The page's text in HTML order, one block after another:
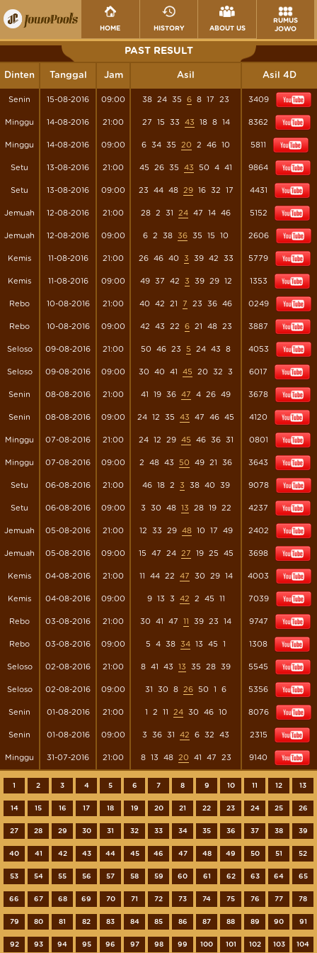
HOME HISTORY ABOUT US
RUMUS
JOWO
PAST RESULT
Dinten Tanggal Jam Asil Asil 4D
Senin 15-08-2016 09:00 38 24 35 6 8 17 23 3409
Minggu 14-08-2016 21:00 27 15 33 43 18 8 14 8362
Minggu 14-08-2016 09:00 6 34 35 20 2 46 10 5811
Setu 13-08-2016 21:00 45 26 35 43 50 4 41 9864
Setu 13-08-2016 09:00 23 44 48 29 16 32 17 4431
Jemuah 12-08-2016 21:00 28 2 31 24 47 14 46 5152
Jemuah 12-08-2016 09:00 6 2 38 36 35 15 10 2606
Kemis 11-08-2016 21:00 26 46 40 3 39 42 33 5779
Kemis 11-08-2016 09:00 49 37 42 3 39 29 12 1353
Rebo 10-08-2016 21:00 40 42 21 7 23 36 46 0249
Rebo 10-08-2016 09:00 42 43 22 6 21 48 23 3887
Seloso 09-08-2016 21:00 50 46 23 5 24 43 8 4053
Seloso 09-08-2016 09:00 30 40 41 45 20 32 3 6017
Senin 08-08-2016 21:00 41 19 36 47 4 26 49 3678
Senin 08-08-2016 09:00 24 12 35 43 47 46 45 4120
Minggu 07-08-2016 21:00 24 12 29 45 46 36 31 0801
Minggu 07-08-2016 09:00 2 48 43 50 49 21 36 3643
Setu 06-08-2016 21:00 46 18 2 3 38 40 39 9078
Setu 06-08-2016 09:00 3 30 48 13 28 19 22 4237
Jemuah 05-08-2016 21:00 12 33 29 48 10 17 49 2402
Jemuah 05-08-2016 09:00 15 47 24 27 19 25 45 3698
Kemis 04-08-2016 21:00 11 44 22 47 30 29 14 4003
Kemis 04-08-2016 09:00 9 13 3 42 2 45 11 7039
Rebo 03-08-2016 21:00 30 41 47 11 39 23 14 9747
Rebo 03-08-2016 09:00 5 4 38 34 13 45 1 1308
Seloso 02-08-2016 21:00 8 41 43 13 35 28 39 5545
Seloso 02-08-2016 09:00 31 30 8 26 50 1 6 5356
Senin 01-08-2016 21:00 1 2 11 24 30 46 10 8076
Senin 01-08-2016 09:00 3 36 31 42 6 32 43 2315
Minggu 31-07-2016 21:00 8 13 48 20 41 47 23 9140
1 2 3 4 5 6 7 8 9 10 11 12 13
14 15 16 17 18 19 20 21 22 23 24 25 26
27 28 29 30 31 32 33 34 35 36 37 38 39
40 41 42 43 44 45 46 47 48 49 50 51 52
53 54 55 56 57 58 59 60 61 62 63 64 65
66 67 68 69 70 71 72 73 74 75 76 77 78
79 80 81 82 83 84 85 86 87 88 89 90 91
92 93 94 95 96 97 98 99 100 101 102 103 104